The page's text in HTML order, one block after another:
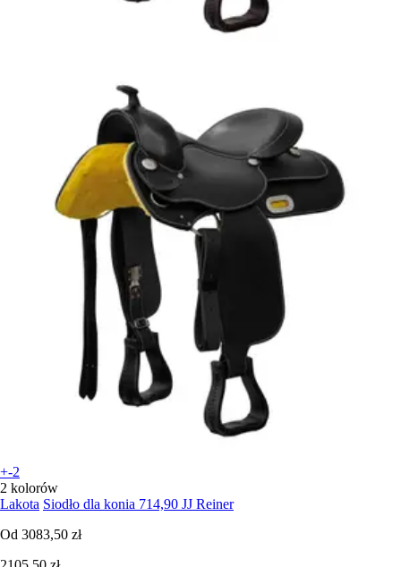
+-2
2 kolorów
Lakota Siodło dla konia 714,90 JJ Reiner
Od 3083,50 zł